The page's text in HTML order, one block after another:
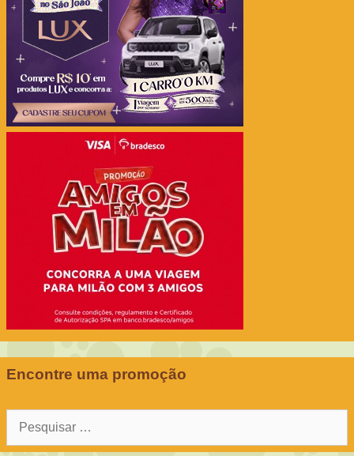
Encontre uma promoção
Pesquisar